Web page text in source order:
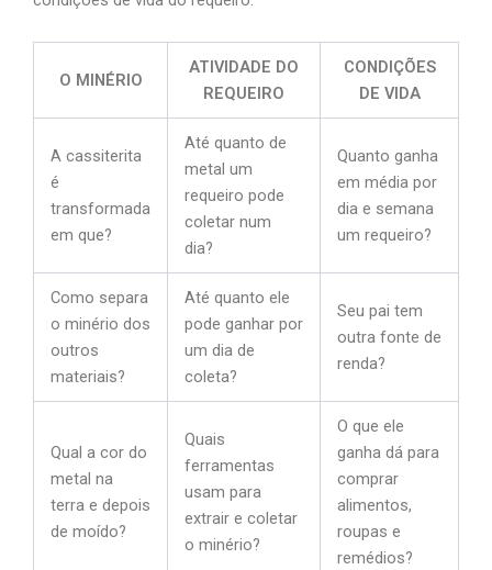
O MINÉRIO
ATIVIDADE DO
REQUEIRO
CONDIÇÕES
DE VIDA
A cassiterita
é
transformada
em que?
Até quanto de
metal um
requeiro pode
coletar num
dia?
Quanto ganha
em média por
dia e semana
um requeiro?
Como separa
o minério dos
outros
materiais?
Até quanto ele
pode ganhar por
um dia de
coleta?
Seu pai tem
outra fonte de
renda?
Qual a cor do
metal na
terra e depois
de moído?
Quais
ferramentas
usam para
extrair e coletar
o minério?
O que ele
ganha dá para
comprar
alimentos,
roupas e
remédios?